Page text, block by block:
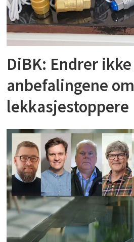
DiBK: Endrer ikke
anbefalingene om
lekkasjestoppere